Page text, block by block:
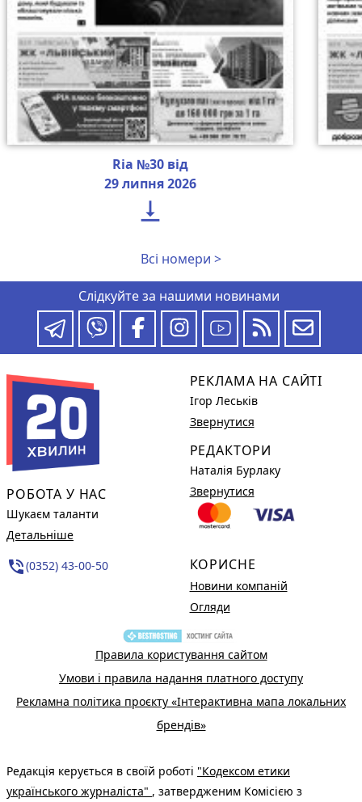
Ria №30 від
29 липня 2026

Всі номери >
Слідкуйте за нашими новинами
РОБОТА У НАС
Шукаєм таланти
Детальніше
phone_in_talk(0352) 43-00-50
РЕКЛАМА НА САЙТІ
Ігор Леськів
Звернутися
РЕДАКТОРИ
Наталія Бурлаку
Звернутися
КОРИСНЕ
Новини компаній
Огляди
Правила користування сайтом
Умови і правила надання платного доступу
Рекламна політика проєкту «Інтерактивна мапа локальних
брендів»
Редакція керується в своїй роботі "Кодексом етики
українського журналіста" , затвердженим Комісією з